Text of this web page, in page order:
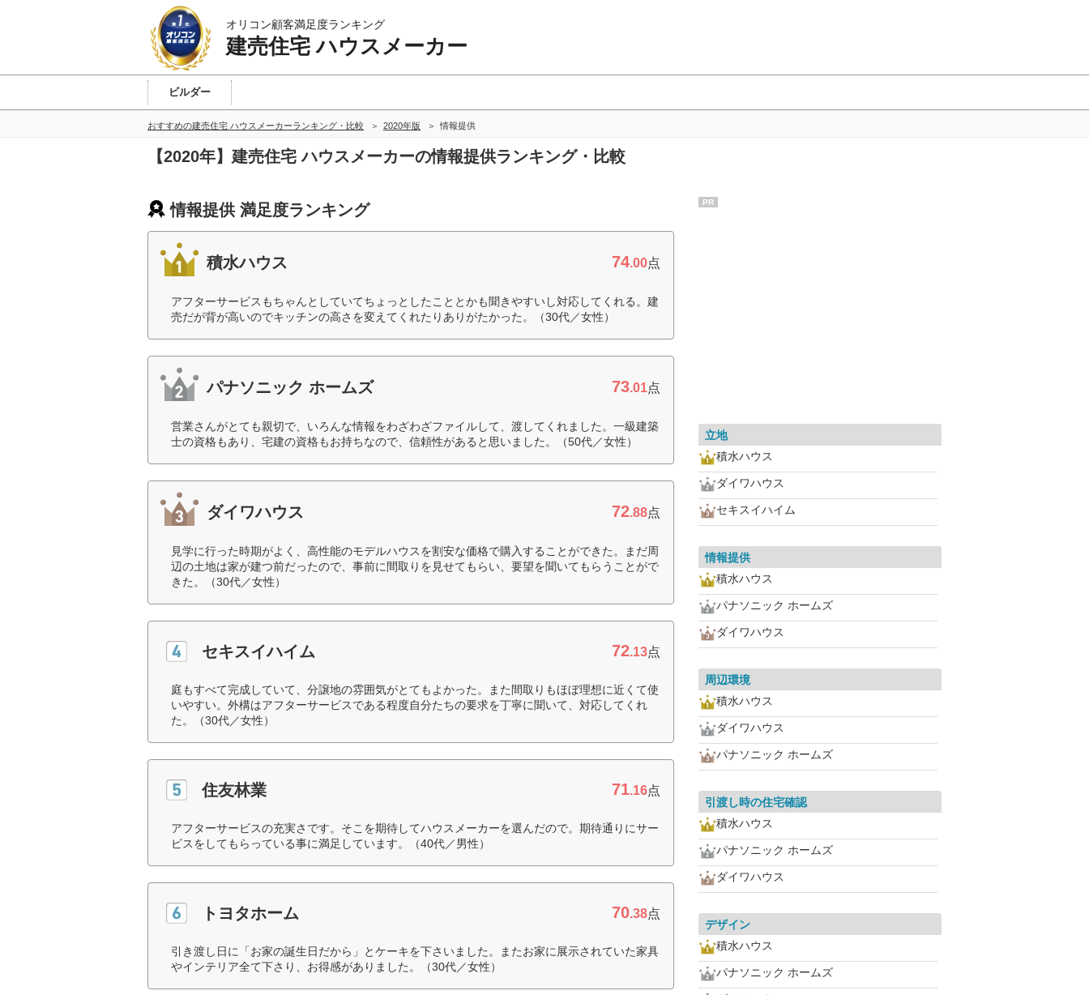
オリコン顧客満足度ランキング
建売住宅 ハウスメーカー
ビルダー
東北
北関東
首都圏
東海
近畿
九州
おすすめの建売住宅 ハウスメーカーランキング・比較 2020年版 情報提供
【2020年】建売住宅 ハウスメーカーの情報提供ランキング・比較
情報提供 満足度ランキング
積水ハウス 74.00点
アフターサービスもちゃんとしていてちょっとしたこととかも聞きやすいし対応してくれる。建
売だが背が高いのでキッチンの高さを変えてくれたりありがたかった。（30代／女性）
パナソニック ホームズ 73.01点
営業さんがとても親切で、いろんな情報をわざわざファイルして、渡してくれました。一級建築
士の資格もあり、宅建の資格もお持ちなので、信頼性があると思いました。（50代／女性）
ダイワハウス 72.88点
見学に行った時期がよく、高性能のモデルハウスを割安な価格で購入することができた。まだ周
辺の土地は家が建つ前だったので、事前に間取りを見せてもらい、要望を聞いてもらうことがで
きた。（30代／女性）
セキスイハイム 72.13点
庭もすべて完成していて、分譲地の雰囲気がとてもよかった。また間取りもほぼ理想に近くて使
いやすい。外構はアフターサービスである程度自分たちの要求を丁寧に聞いて、対応してくれ
た。（30代／女性）
住友林業 71.16点
アフターサービスの充実さです。そこを期待してハウスメーカーを選んだので。期待通りにサー
ビスをしてもらっている事に満足しています。（40代／男性）
トヨタホーム 70.38点
引き渡し日に「お家の誕生日だから」とケーキを下さいました。またお家に展示されていた家具
やインテリア全て下さり、お得感がありました。（30代／女性）
PR
立地
積水ハウス
ダイワハウス
セキスイハイム
情報提供
積水ハウス
パナソニック ホームズ
ダイワハウス
周辺環境
積水ハウス
ダイワハウス
パナソニック ホームズ
引渡し時の住宅確認
積水ハウス
パナソニック ホームズ
ダイワハウス
デザイン
積水ハウス
パナソニック ホームズ